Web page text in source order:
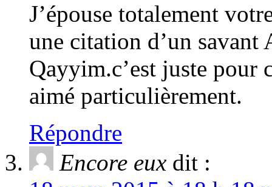
J’épouse totalement
une citation d’un
Qayyim.c’est juste pour
aimé particulièrement.
Répondre
Encore eux dit :